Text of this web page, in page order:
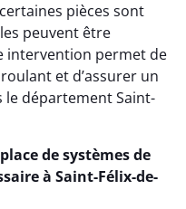
pièces sont
peuvent être
intervention permet de
et d’assurer un
département Saint-
de systèmes de
à Saint-Félix-de-